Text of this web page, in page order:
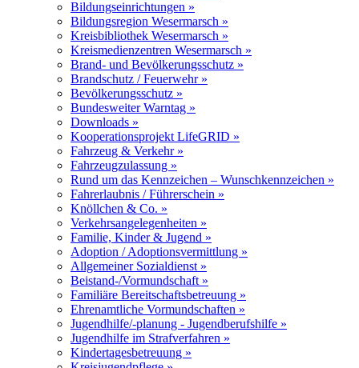
Bildungseinrichtungen »
Bildungsregion Wesermarsch »
Kreisbibliothek Wesermarsch »
Kreismedienzentren Wesermarsch »
Brand- und Bevölkerungsschutz »
Brandschutz / Feuerwehr »
Bevölkerungsschutz »
Bundesweiter Warntag »
Downloads »
Kooperationsprojekt LifeGRID »
Fahrzeug & Verkehr »
Fahrzeugzulassung »
Rund um das Kennzeichen – Wunschkennzeichen »
Fahrerlaubnis / Führerschein »
Knöllchen & Co. »
Verkehrsangelegenheiten »
Familie, Kinder & Jugend »
Adoption / Adoptionsvermittlung »
Allgemeiner Sozialdienst »
Beistand-/Vormundschaft »
Familiäre Bereitschaftsbetreuung »
Ehrenamtliche Vormundschaften »
Jugendhilfe/-planung - Jugendberufshilfe »
Jugendhilfe im Strafverfahren »
Kindertagesbetreuung »